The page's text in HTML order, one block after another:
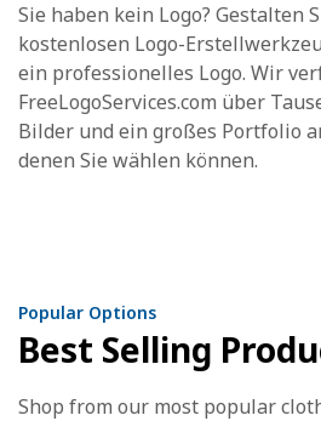
Sie haben kein Logo? Gestalten
kostenlosen Logo-
ein professionelles Logo. Wir
FreeLogoServices.com über
Bilder und ein großes Portfolio
denen Sie wählen können.
Popular Options
Best Selling
Shop from our most popular